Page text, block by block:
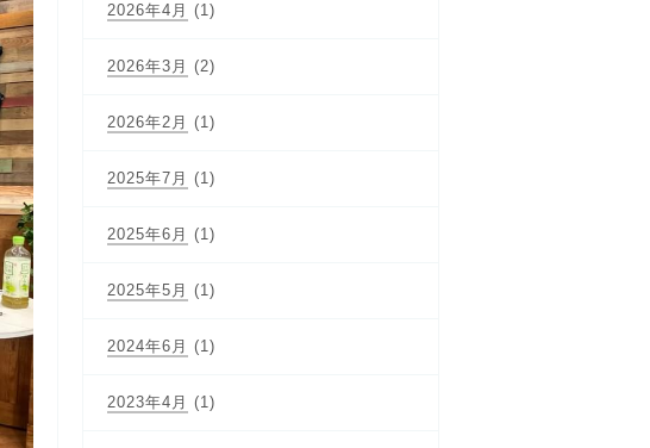
2026年4月 (1)
2026年3月 (2)
2026年2月 (1)
2025年7月 (1)
2025年6月 (1)
2025年5月 (1)
2024年6月 (1)
2023年4月 (1)